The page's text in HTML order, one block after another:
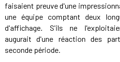
faisaient preuve d'une
une équipe comptant deux
d'affichage. S'ils ne
augurait d'une réaction des
seconde période.